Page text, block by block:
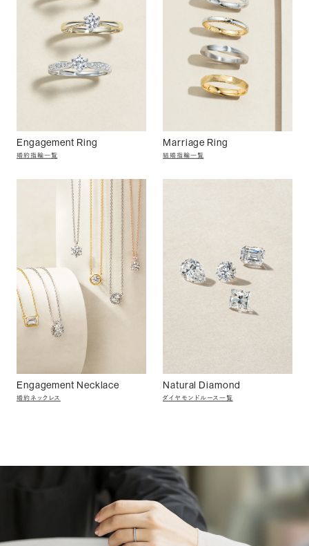
Engagement Ring
婚約指輪一覧
Marriage Ring
結婚指輪一覧
Engagement Necklace
婚約ネックレス
Natural Diamond
ダイヤモンドルース一覧